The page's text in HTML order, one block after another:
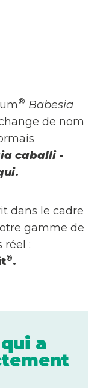
® Babesia
de nom
caballi-
.
dans le cadre
gamme de
réel :
®.
a